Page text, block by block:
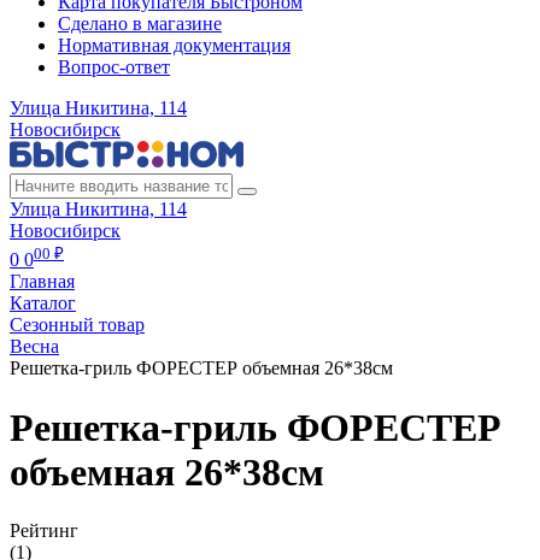
Сделано в магазине
Нормативная документация
Вопрос-ответ
Улица Никитина, 114
Новосибирск
Улица Никитина, 114
Новосибирск
0 000 ₽
Главная
Каталог
Сезонный товар
Весна
Решетка-гриль ФОРЕСТЕР объемная 26*38см
Решетка-гриль ФОРЕСТЕР
объемная 26*38см
Рейтинг
(1)